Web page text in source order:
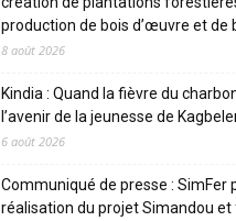
production de bois d’œuvre et de
8 août 2026
Kindia : Quand la fièvre du
l’avenir de la jeunesse de
6 août 2026
Communiqué de presse : SimFer
réalisation du projet Simandou